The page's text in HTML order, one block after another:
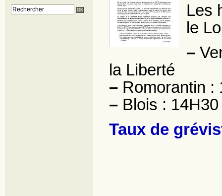
Les
le
–
la Liberté
– Romorantin :
– Blois :
Taux de